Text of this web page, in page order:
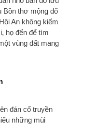
Bồn thơ mộng đổ
An không kiếm
họ đến để tìm
vùng đất mang
đán cổ truyền
những mùi